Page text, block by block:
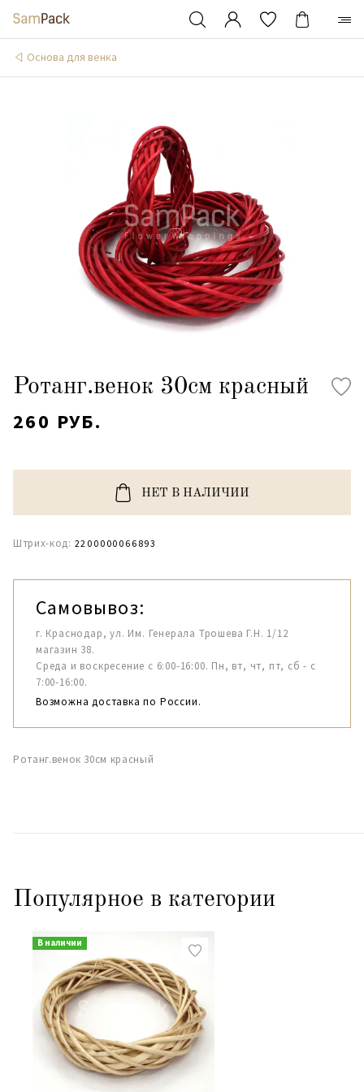
Основа для венка
Ротанг.венок 30см красный
260 РУБ.
НЕТ В НАЛИЧИИ
Штрих-код: 2200000066893
Самовывоз:
г. Краснодар, ул. Им. Генерала Трошева Г.Н. 1/12
магазин 38.
Среда и воскресение с 6:00-16:00. Пн, вт, чт, пт, сб - с
7:00-16:00.
Возможна доставка по России.
Ротанг.венок 30см красный
Популярное в категории
В наличии